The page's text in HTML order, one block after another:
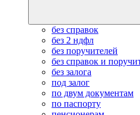
без справок
без 2 ндфл
без поручителей
без справок и
без залога
под залог
по двум документам
по паспорту